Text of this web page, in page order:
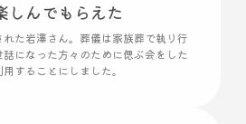
しんでもらえた
た岩澤さん。葬儀は家族葬で執り行
になった方々のために偲ぶ会をした
することにしました。